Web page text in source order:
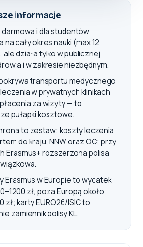
informacje
darmowa i dla studentów
na cały okres nauki (max 12
ale działa tylko w publicznej
i w zakresie niezbędnym.
transportu medycznego
w prywatnych klinikach
za wizyty — to
pułapki kosztowe.
to zestaw: koszty leczenia
do kraju, NNW oraz OC; przy
Erasmus+ rozszerzona polisa
Erasmus w Europie to wydatek
zł, poza Europą około
zł; karty EURO26/ISIC to
zamiennik polisy KL.